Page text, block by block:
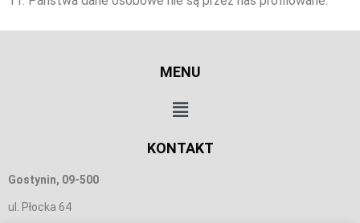
MENU
KONTAKT
Gostynin, 09-500
ul. Płocka 64